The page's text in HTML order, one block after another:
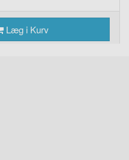
Læg i Kurv